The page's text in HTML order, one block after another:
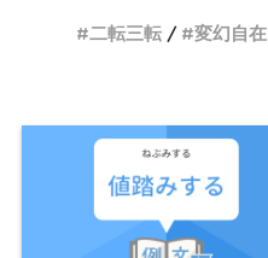
二転三転 変幻自在